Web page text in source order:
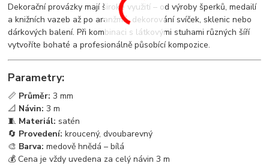
Dekorační provázky mají široké využití – od výroby šperků, medailí
a knižních vazeb až po aranžmá, dekorování svíček, sklenic nebo
dárkových balení. Při kombinaci s látkovými stuhami různých šíří
vytvoříte bohaté a profesionálně působící kompozice.
Parametry:
📏 Průměr: 3 mm
📐 Návin: 3 m
🧵 Materiál: satén
🔄 Provedení: kroucený, dvoubarevný
🎨 Barva: medově hnědá – bílá
💰 Cena je vždy uvedena za celý návin 3 m